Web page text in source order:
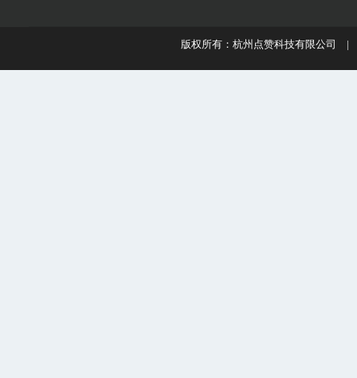
版权所有：杭州点赞科技有限公司